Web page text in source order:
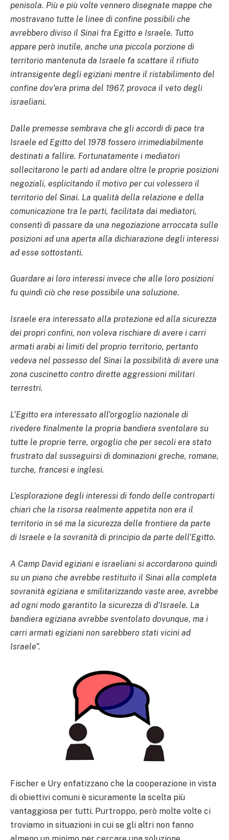
penisola. Più e più volte vennero disegnate mappe che
mostravano tutte le linee di confine possibili che
avrebbero diviso il Sinai fra Egitto e Israele. Tutto
appare però inutile, anche una piccola porzione di
territorio mantenuta da Israele fa scattare il rifiuto
intransigente degli egiziani mentre il ristabilimento del
confine dov’era prima del 1967, provoca il veto degli
israeliani.
Dalle premesse sembrava che gli accordi di pace tra
Israele ed Egitto del 1978 fossero irrimediabilmente
destinati a fallire. Fortunatamente i mediatori
sollecitarono le parti ad andare oltre le proprie posizioni
negoziali, esplicitando il motivo per cui volessero il
territorio del Sinai. La qualità della relazione e della
comunicazione tra le parti, facilitata dai mediatori,
consentì di passare da una negoziazione arroccata sulle
posizioni ad una aperta alla dichiarazione degli interessi
ad esse sottostanti.
Guardare ai loro interessi invece che alle loro posizioni
fu quindi ciò che rese possibile una soluzione.
Israele era interessato alla protezione ed alla sicurezza
dei propri confini, non voleva rischiare di avere i carri
armati arabi ai limiti del proprio territorio, pertanto
vedeva nel possesso del Sinai la possibilità di avere una
zona cuscinetto contro dirette aggressioni militari
terrestri.
L’Egitto era interessato all’orgoglio nazionale di
rivedere finalmente la propria bandiera sventolare su
tutte le proprie terre, orgoglio che per secoli era stato
frustrato dal susseguirsi di dominazioni greche, romane,
turche, francesi e inglesi.
L’esplorazione degli interessi di fondo delle controparti
chiarì che la risorsa realmente appetita non era il
territorio in sé ma la sicurezza delle frontiere da parte
di Israele e la sovranità di principio da parte dell’Egitto.
A Camp David egiziani e israeliani si accordarono quindi
su un piano che avrebbe restituito il Sinai alla completa
sovranità egiziana e smilitarizzando vaste aree, avrebbe
ad ogni modo garantito la sicurezza di d’Israele. La
bandiera egiziana avrebbe sventolato dovunque, ma i
carri armati egiziani non sarebbero stati vicini ad
Israele”.
Fischer e Ury enfatizzano che la cooperazione in vista
di obiettivi comuni è sicuramente la scelta più
vantaggiosa per tutti. Purtroppo, però molte volte ci
troviamo in situazioni in cui se gli altri non fanno